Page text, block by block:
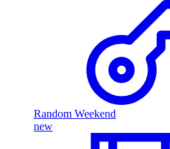
Random Weekend
new